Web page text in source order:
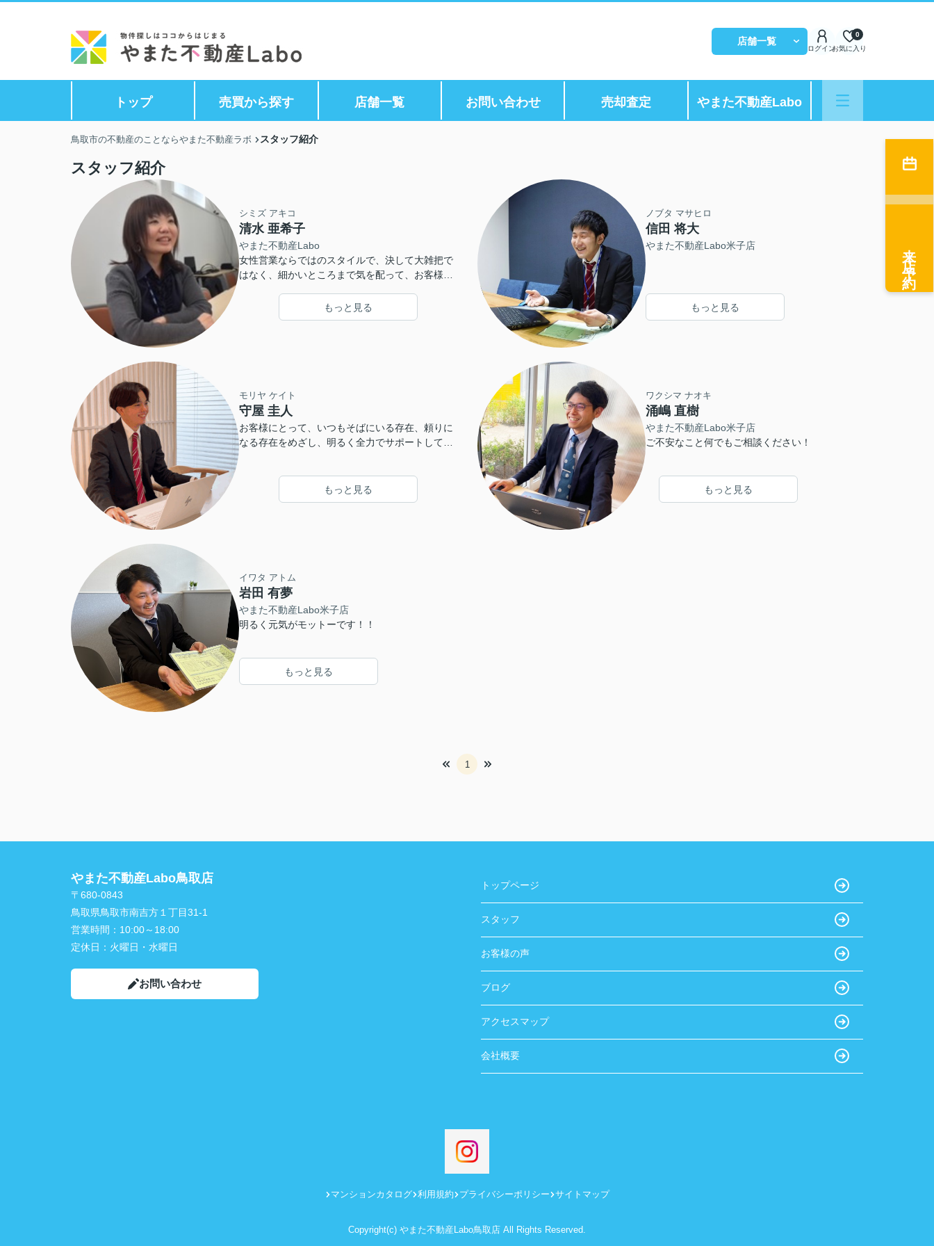
店舗一覧
ログインお気に入り
0
トップ 売買から探す 店舗一覧 お問い合わせ 売却査定 やまた不動産Labo
鳥取市の不動産のことならやまた不動産ラボ スタッフ紹介
スタッフ紹介
シミズ アキコ
清水 亜希子
やまた不動産Labo
女性営業ならではのスタイルで、決して大雑把で
はなく、細かいところまで気を配って、お客様の
些細なことでも何でもお気軽にご相談ください。
もっと見る
ノブタ マサヒロ
信田 将大
やまた不動産Labo米子店
もっと見る
モリヤ ケイト
守屋 圭人
お客様にとって、いつもそばにいる存在、頼りに
なる存在をめざし、明るく全力でサポートしてま
もっと見る
ワクシマ ナオキ
涌嶋 直樹
やまた不動産Labo米子店
ご不安なこと何でもご相談ください！
もっと見る
イワタ アトム
岩田 有夢
やまた不動産Labo米子店
明るく元気がモットーです！！
もっと見る
1
来店予約
やまた不動産Labo鳥取店
〒680-0843
鳥取県鳥取市南吉方１丁目31-1
営業時間： 10:00～18:00
定休日： 火曜日・水曜日
お問い合わせ
トップページ
スタッフ
お客様の声
ブログ
アクセスマップ
会社概要
マンションカタログ 利用規約 プライバシーポリシー サイトマップ
Copyright(c) やまた不動産Labo鳥取店 All Rights Reserved.